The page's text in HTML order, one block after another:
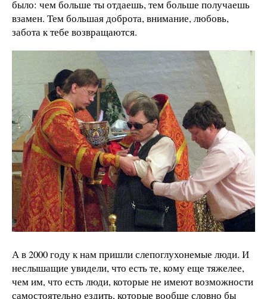
было: чем больше ты отдаешь, тем больше получаешь
взамен. Тем большая доброта, внимание, любовь,
забота к тебе возвращаются.
А в 2000 году к нам пришли слепоглухонемые люди. И
неслышащие увидели, что есть те, кому еще тяжелее,
чем им, что есть люди, которые не имеют возможности
самостоятельно ездить, которые вообще словно бы